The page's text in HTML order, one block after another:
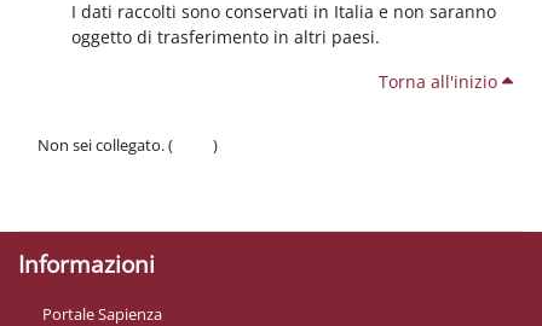
I dati raccolti sono conservati in Italia e non saranno
oggetto di trasferimento in altri paesi.
Torna all'inizio
Non sei collegato. (
)
Informazioni
Portale Sapienza